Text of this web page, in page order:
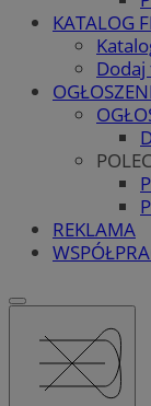
KATALOG
REKLAMA